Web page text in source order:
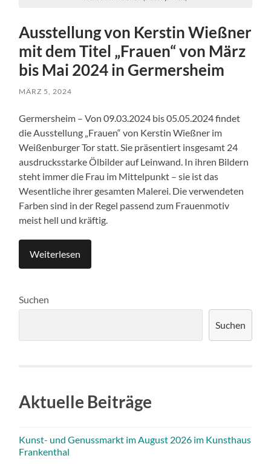
Ausstellung von Kerstin Wießner
mit dem Titel „Frauen“ von März
bis Mai 2024 in Germersheim
MÄRZ 5, 2024
Germersheim – Von 09.03.2024 bis 05.05.2024 findet
die Ausstellung „Frauen“ von Kerstin Wießner im
Weißenburger Tor statt. Sie präsentiert insgesamt 24
ausdrucksstarke Ölbilder auf Leinwand. In ihren Bildern
steht immer die Frau im Mittelpunkt – sie ist das
Wesentliche ihrer gesamten Malerei. Die verwendeten
Farben sind in der Regel passend zum Frauenmotiv
meist hell und kräftig.
Weiterlesen
Suchen
Suchen
Aktuelle Beiträge
Kunst- und Genussmarkt im August 2026 im Kunsthaus
Frankenthal